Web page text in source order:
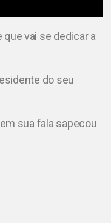
vai se dedicar a
do seu
sua fala sapecou